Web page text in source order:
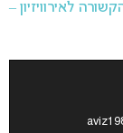
לאירוויזיון –